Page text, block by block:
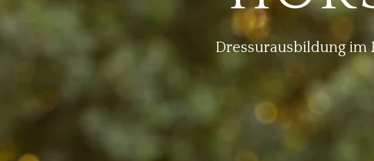
Dressurausbildung im